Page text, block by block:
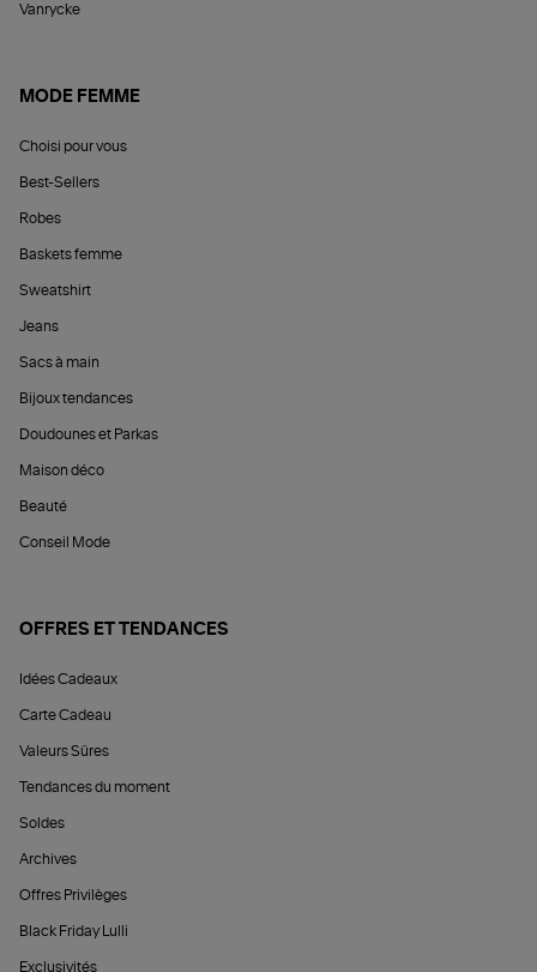
Vanrycke
MODE FEMME
Choisi pour vous
Best-Sellers
Robes
Baskets femme
Sweatshirt
Jeans
Sacs à main
Bijoux tendances
Doudounes et Parkas
Maison déco
Beauté
Conseil Mode
OFFRES ET TENDANCES
Idées Cadeaux
Carte Cadeau
Valeurs Sûres
Tendances du moment
Soldes
Archives
Offres Privilèges
Black Friday Lulli
Exclusivités